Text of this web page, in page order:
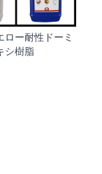
ロー耐性ドーミ
シ樹脂